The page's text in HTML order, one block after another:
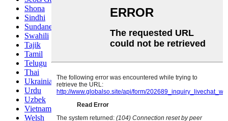
Shona
Sindhi
Sundanese
Swahili
Tajik
Tamil
Telugu
Thai
Ukrainian
Urdu
Uzbek
Vietnamese
Welsh